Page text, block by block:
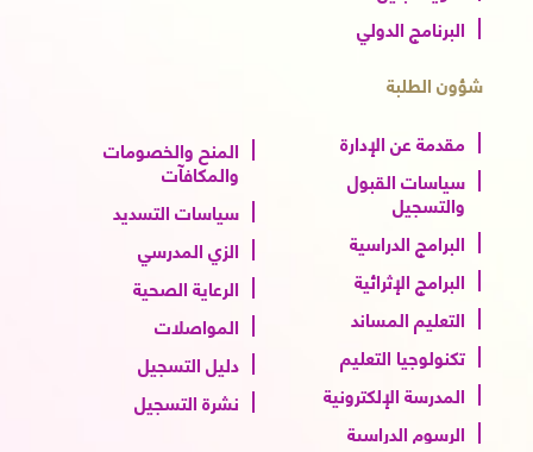
البرنامج الدولي
شؤون الطلبة
مقدمة عن الإدارة
سياسات القبول
والتسجيل
البرامج الدراسية
البرامج الإثرائية
التعليم المساند
تكنولوجيا التعليم
المدرسة الإلكترونية
الرسوم الدراسية
المنح والخصومات
والمكافآت
سياسات التسديد
الزي المدرسي
الرعاية الصحية
المواصلات
دليل التسجيل
نشرة التسجيل